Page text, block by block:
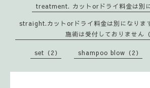
treatment. カットorドライ料金は別に
straight.カットorドライ料金は別になりま
施術は受付しておりません（
set（2） shampoo blow（2）